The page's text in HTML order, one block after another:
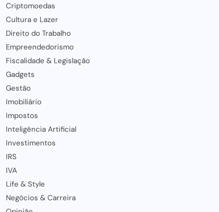
Criptomoedas
Cultura e Lazer
Direito do Trabalho
Empreendedorismo
Fiscalidade & Legislação
Gadgets
Gestão
Imobiliário
Impostos
Inteligência Artificial
Investimentos
IRS
IVA
Life & Style
Negócios & Carreira